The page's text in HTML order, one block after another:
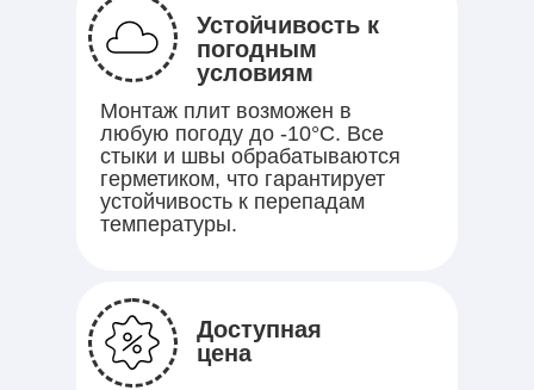
Доступная
цена
Устойчивость к
погодным
условиям
Монтаж плит возможен в
любую погоду до -10°C. Все
стыки и швы обрабатываются
герметиком, что гарантирует
устойчивость к перепадам
температуры.